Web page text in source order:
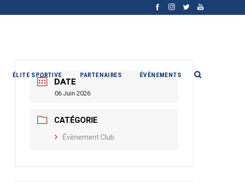
ÉLITE SPORTIVE PARTENAIRES ÉVÈNEMENTS
DATE
06 Juin 2026
CATÉGORIE
Évènement Club